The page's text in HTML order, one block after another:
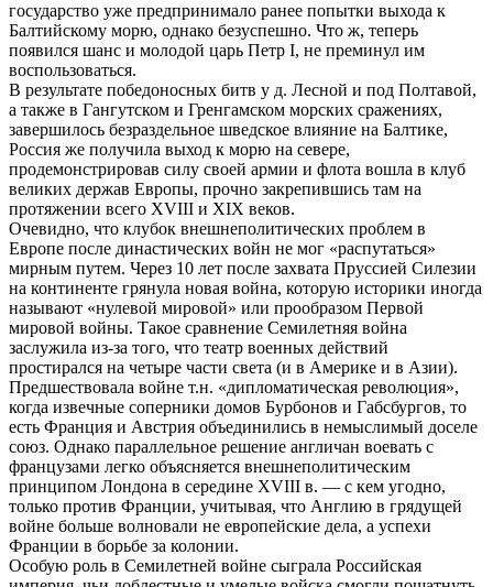
государство уже предпринимало ранее попытки выхода к
Балтийскому морю, однако безуспешно. Что ж, теперь
появился шанс и молодой царь Петр I, не преминул им
воспользоваться.
В результате победоносных битв у д. Лесной и под Полтавой,
а также в Гангутском и Гренгамском морских сражениях,
завершилось безраздельное шведское влияние на Балтике,
Россия же получила выход к морю на севере,
продемонстрировав силу своей армии и флота вошла в клуб
великих держав Европы, прочно закрепившись там на
протяжении всего XVIII и XIX веков.
Очевидно, что клубок внешнеполитических проблем в
Европе после династических войн не мог «распутаться»
мирным путем. Через 10 лет после захвата Пруссией Силезии
на континенте грянула новая война, которую историки иногда
называют «нулевой мировой» или прообразом Первой
мировой войны. Такое сравнение Семилетняя война
заслужила из-за того, что театр военных действий
простирался на четыре части света (и в Америке и в Азии).
Предшествовала войне т.н. «дипломатическая революция»,
когда извечные соперники домов Бурбонов и Габсбургов, то
есть Франция и Австрия объединились в немыслимый доселе
союз. Однако параллельное решение англичан воевать с
французами легко объясняется внешнеполитическим
принципом Лондона в середине XVIII в. — с кем угодно,
только против Франции, учитывая, что Англию в грядущей
войне больше волновали не европейские дела, а успехи
Франции в борьбе за колонии.
Особую роль в Семилетней войне сыграла Российская